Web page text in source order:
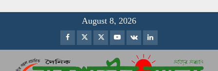
August 8, 2026
Facebook
TwitterInstagram
Youtube
VK LinkedIn